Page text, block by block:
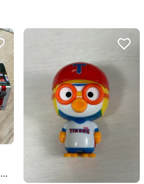
미개봉 정품) 나루토 치미메가 푸치캬라 푸치캐러 10주년 한정판